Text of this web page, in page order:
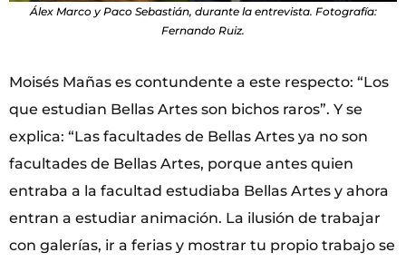
Álex Marco y Paco Sebastián, durante la entrevista. Fotografía:
Fernando Ruiz.
Moisés Mañas es contundente a este respecto: “Los
que estudian Bellas Artes son bichos raros”. Y se
explica: “Las facultades de Bellas Artes ya no son
facultades de Bellas Artes, porque antes quien
entraba a la facultad estudiaba Bellas Artes y ahora
entran a estudiar animación. La ilusión de trabajar
con galerías, ir a ferias y mostrar tu propio trabajo se